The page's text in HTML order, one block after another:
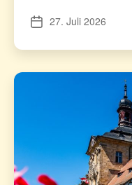
Veröffentlichungsdatum
27. Juli 2026